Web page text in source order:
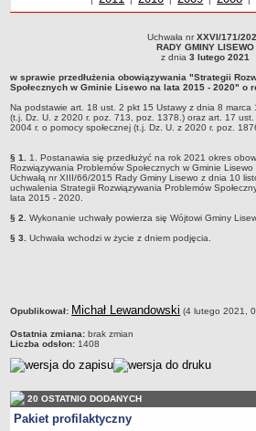
Nabory na wolne stanowiska
Podstawowe informacje
Dane statystyczne
Strategia rozwoju
Gminne Spółki
Mieszkania socjalne
Gminna Komisja Rozwiązywania
Raport o stanie Gminy
URZĄD GMINY
Wójt
Zastępca Wójta
Zadania publiczne
Stan zatrudnienia
Uchwała nr XXVI/171/2021RADY GMINY LISEWOz
przedłużenia obowiązywania &quot;Strategii
art. 18 ust. 2 pkt 15 Ustawy z dnia 8 marca 1990 r.
U. z 2020 r. poz. 713, poz. 1378.) oraz art. 17 ust. 1
Uchwała nrXXVI/171/
RADY GMINY LISEWO
z dnia 3 lutego 2021
w sprawie przedłużenia obowiązywania "Strategii
Społecznych w Gminie Lisewo na lata 2015 - 2020" o
Na podstawie art. 18 ust. 2 pkt 15 Ustawy z dnia 8 marca
(t.j. Dz. U. z 2020 r. poz. 713, poz. 1378.) oraz art. 17
2004 r. o pomocy społecznej (t.j. Dz. U. z 2020 r. poz.
§ 1.
1. Postanawia się przedłużyć na rok 2021 okres
Rozwiązywania Problemów Społecznych w Gminie
Uchwałą nr XIII/66/2015 Rady Gminy Lisewo z dnia 10
uchwalenia Strategii Rozwiązywania Problemów
lata 2015 - 2020.
§ 2.
Wykonanie uchwały powierza się Wójtowi Gminy
§ 3.
Uchwała wchodzi w życie z dniem podjęcia.
Opublikował: Michał Lewandowski (4 lutego 2021,
Ostatnia zmiana: brak zmian
Liczba odsłon: 1408
20 OSTATNIO DODANYCH
Pakiet profilaktyczny